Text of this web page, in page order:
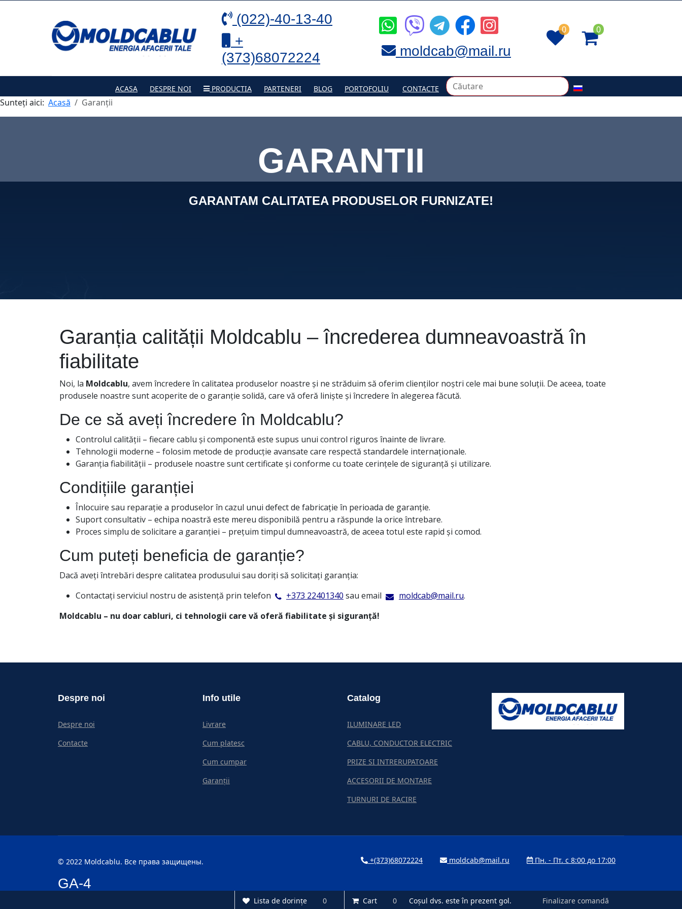
(022)-40-13-40
+
(373)68072224
moldcab@mail.ru
0 0
ACASA DESPRE NOI PRODUCTIA PARTENERI BLOG PORTOFOLIU CONTACTE
Lista de dorințe 0 Cart 0 Coșul dvs. este în prezent gol. Finalizare comandă
Sunteți aici: Acasă Garanții
GARANTII
GARANTAM CALITATEA PRODUSELOR FURNIZATE!
Garanția calității Moldcablu – încrederea dumneavoastră în
fiabilitate
Noi, la Moldcablu, avem încredere în calitatea produselor noastre și ne străduim să oferim clienților noștri cele mai bune soluții. De aceea, toate
produsele noastre sunt acoperite de o garanție solidă, care vă oferă liniște și încredere în alegerea făcută.
De ce să aveți încredere în Moldcablu?
Controlul calității – fiecare cablu și componentă este supus unui control riguros înainte de livrare.
Tehnologii moderne – folosim metode de producție avansate care respectă standardele internaționale.
Garanția fiabilității – produsele noastre sunt certificate și conforme cu toate cerințele de siguranță și utilizare.
Condițiile garanției
Înlocuire sau reparație a produselor în cazul unui defect de fabricație în perioada de garanție.
Suport consultativ – echipa noastră este mereu disponibilă pentru a răspunde la orice întrebare.
Proces simplu de solicitare a garanției – prețuim timpul dumneavoastră, de aceea totul este rapid și comod.
Cum puteți beneficia de garanție?
Dacă aveți întrebări despre calitatea produsului sau doriți să solicitați garanția:
Contactați serviciul nostru de asistență prin telefon
+373 22401340 sau email moldcab@mail.ru.
Moldcablu – nu doar cabluri, ci tehnologii care vă oferă fiabilitate și siguranță!
Despre noi
Despre noi
Contacte
Info utile
Livrare
Cum platesc
Cum cumpar
Garanții
Catalog
ILUMINARE LED
CABLU, CONDUCTOR ELECTRIC
PRIZE SI INTRERUPATOARE
ACCESORII DE MONTARE
TURNURI DE RACIRE
© 2022 Moldcablu. Все права защищены.
GA-4
+(373)68072224 moldcab@mail.ru Пн. - Пт. с 8:00 до 17:00
Lista de dorințe 0 Cart 0 Coșul dvs. este în prezent gol. Finalizare comandă